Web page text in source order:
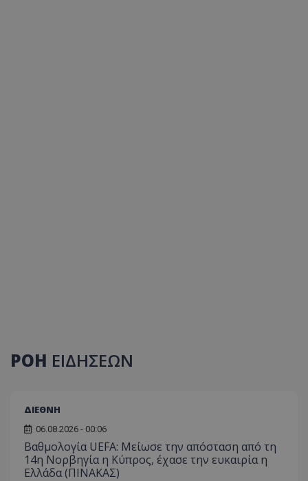
ΡΟΗ ΕΙΔΗΣΕΩΝ
ΔΙΕΘΝΗ
06.08.2026 - 00:06
Βαθμολογία UEFA: Μείωσε την απόσταση από τη
14η Νορβηγία η Κύπρος, έχασε την ευκαιρία η
Ελλάδα (ΠΙΝΑΚΑΣ)